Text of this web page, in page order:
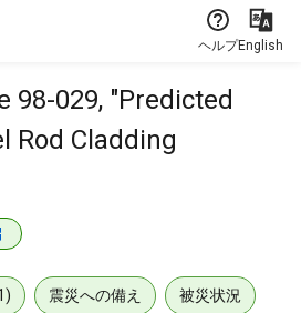
ヘルプEnglish
98-029, "Predicted
Rod Cladding
震災への備え 被災状況